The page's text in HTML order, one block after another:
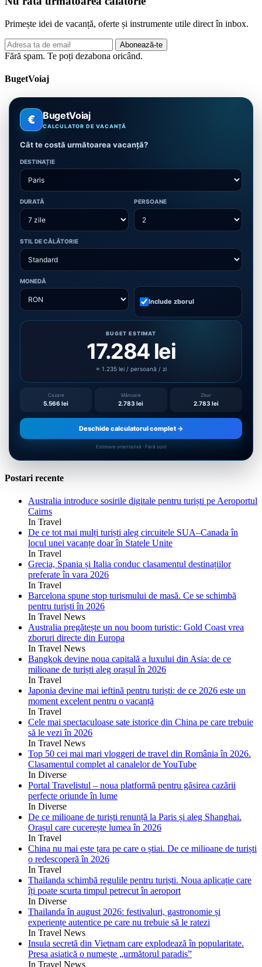
Primește idei de vacanță, oferte și instrumente utile direct în inbox.
Adresa
de
Abonează-te
Fără spam. Te poți dezabona oricând.
BugetVoiaj
€ BugetVoiaj
CALCULATOR DE VACANȚĂ
Cât te costă următoarea vacanță?
DESTINAȚIE
DURATĂ PERSOANE
STIL DE CĂLĂTORIE
MONEDĂ
Include zborul
BUGET ESTIMAT
17.284 lei
≈ 1.235 lei / persoană / zi
Cazare
5.566 lei
Mâncare
2.783 lei
Zbor
2.783 lei
Deschide calculatorul complet →
Estimare orientativă · Fără cont
Postari recente
Australia introduce sosirile digitale pentru turiști pe Aeroportul
Cairns
In Travel
De ce tot mai mulți turiști aleg circuitele SUA–Canada în
locul unei vacanțe doar în Statele Unite
In Travel
Grecia, Spania și Italia conduc clasamentul destinațiilor
preferate în vara 2026
In Travel
Barcelona spune stop turismului de masă. Ce se schimbă
pentru turiști în 2026
In Travel News
Australia pregătește un nou boom turistic: Gold Coast vrea
zboruri directe din Europa
In Travel News
Bangkok devine noua capitală a luxului din Asia: de ce
milioane de turiști aleg orașul în 2026
In Travel
Japonia devine mai ieftină pentru turiști: de ce 2026 este un
moment excelent pentru o vacanță
In Travel
Cele mai spectaculoase sate istorice din China pe care trebuie
să le vezi în 2026
In Travel News
Top 50 cei mai mari vloggeri de travel din România în 2026.
Clasamentul complet al canalelor de YouTube
In Diverse
Portal Travelistul – noua platformă pentru găsirea cazării
perfecte oriunde în lume
In Diverse
De ce milioane de turiști renunță la Paris și aleg Shanghai.
Orașul care cucerește lumea în 2026
In Travel
China nu mai este țara pe care o știai. De ce milioane de turiști
o redescoperă în 2026
In Travel
Thailanda schimbă regulile pentru turiști. Noua aplicație care
îți poate scurta timpul petrecut în aeroport
In Diverse
Thailanda în august 2026: festivaluri, gastronomie și
experiențe autentice pe care nu trebuie să le ratezi
In Travel News
Insula secretă din Vietnam care explodează în popularitate.
Presa asiatică o numește „următorul paradis”
In Travel News